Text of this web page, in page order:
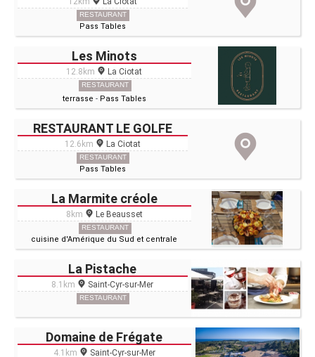
RESTAURANT
Pass Tables
Les Minots
12.8km La Ciotat
RESTAURANT
terrasse - Pass Tables
RESTAURANT LE GOLFE
12.6km La Ciotat
RESTAURANT
Pass Tables
La Marmite créole
8km Le Beausset
RESTAURANT
cuisine d'Amérique du Sud et centrale
La Pistache
8.1km Saint-Cyr-sur-Mer
RESTAURANT
Domaine de Frégate
4.1km Saint-Cyr-sur-Mer